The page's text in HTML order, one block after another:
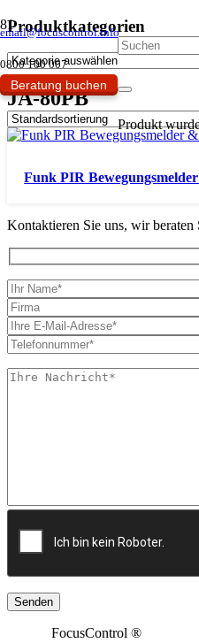
email@focuscontrol.info
0800 100 007
Beratung buchen
Produkt
Produktkategorien
JA-80PB
Funk PIR
Kontaktieren Sie uns, wir beraten
FocusControl ®